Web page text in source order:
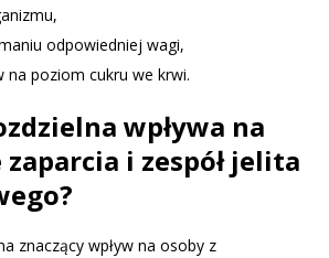
odpowiedniej wagi,
na poziom cukru we krwi.
wpływa na
i zespół jelita
znaczący wpływ na osoby z